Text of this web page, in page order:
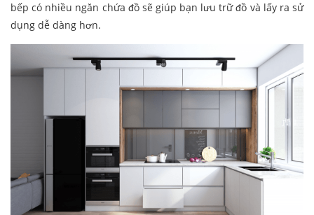
bếp có nhiều ngăn chứa đồ sẽ giúp bạn lưu trữ đồ và lấy ra sử
dụng dễ dàng hơn.